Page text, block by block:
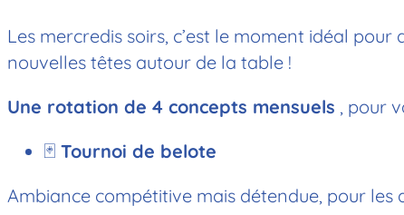
Les mercredis soirs, c’est le moment idéal pour
nouvelles têtes autour de la table !
Une rotation de 4 concepts mensuels , pour
🃏 Tournoi de belote
Ambiance compétitive mais détendue, pour les